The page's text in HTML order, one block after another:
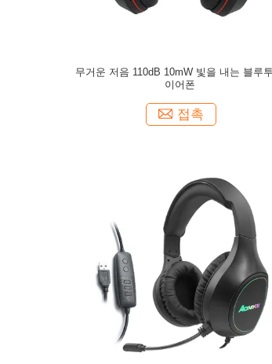
무거운 저음 110dB 10mW 빛을 내는 블루
이어폰
접촉